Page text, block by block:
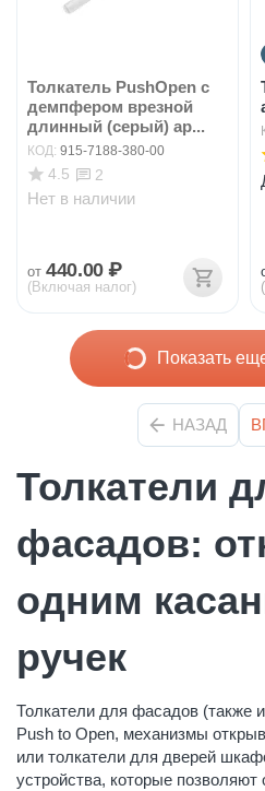
Толкатели
фасадов:
одним
ручек
Толкатели для фасадов (также
Push to Open, механизмы
или толкатели для дверей
устройства, которые
Толкатель PushOpen с
демпфером врезной
длинный (серый) ар...
КОД: 915-7188-380-00
4.5 2
Нет в наличии
от 440.00 ₽
(Включая налог)
Показать
НАЗАД